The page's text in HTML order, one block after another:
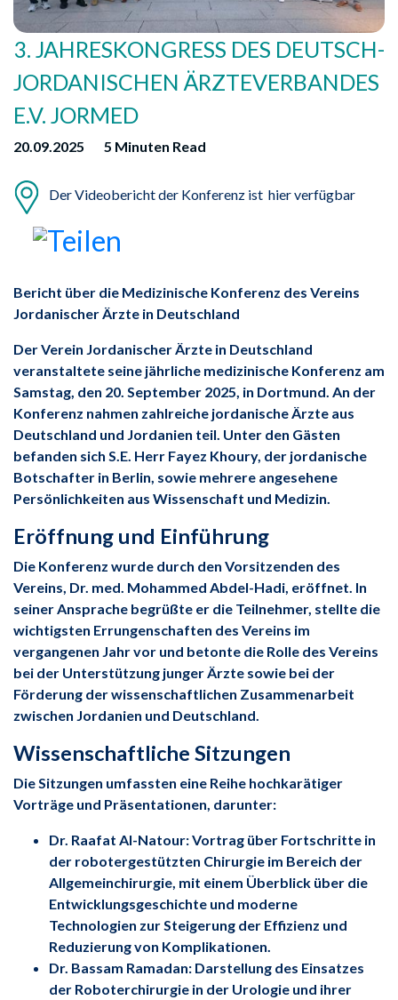
3. JAHRESKONGRESS DES DEUTSCH-
JORDANISCHEN ÄRZTEVERBANDES
E.V. JORMED
20.09.2025 5 Minuten Read
Der Videobericht der Konferenz ist hier verfügbar
Bericht über die Medizinische Konferenz des Vereins
Jordanischer Ärzte in Deutschland
Der Verein Jordanischer Ärzte in Deutschland
veranstaltete seine jährliche medizinische Konferenz am
Samstag, den 20. September 2025, in Dortmund. An der
Konferenz nahmen zahlreiche jordanische Ärzte aus
Deutschland und Jordanien teil. Unter den Gästen
befanden sich S.E. Herr Fayez Khoury, der jordanische
Botschafter in Berlin, sowie mehrere angesehene
Persönlichkeiten aus Wissenschaft und Medizin.
Eröffnung und Einführung
Die Konferenz wurde durch den Vorsitzenden des
Vereins, Dr. med. Mohammed Abdel-Hadi, eröffnet. In
seiner Ansprache begrüßte er die Teilnehmer, stellte die
wichtigsten Errungenschaften des Vereins im
vergangenen Jahr vor und betonte die Rolle des Vereins
bei der Unterstützung junger Ärzte sowie bei der
Förderung der wissenschaftlichen Zusammenarbeit
zwischen Jordanien und Deutschland.
Wissenschaftliche Sitzungen
Die Sitzungen umfassten eine Reihe hochkarätiger
Vorträge und Präsentationen, darunter:
Dr. Raafat Al-Natour: Vortrag über Fortschritte in
der robotergestützten Chirurgie im Bereich der
Allgemeinchirurgie, mit einem Überblick über die
Entwicklungsgeschichte und moderne
Technologien zur Steigerung der Effizienz und
Reduzierung von Komplikationen.
Dr. Bassam Ramadan: Darstellung des Einsatzes
der Roboterchirurgie in der Urologie und ihrer